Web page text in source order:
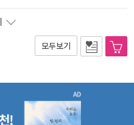
모두보기